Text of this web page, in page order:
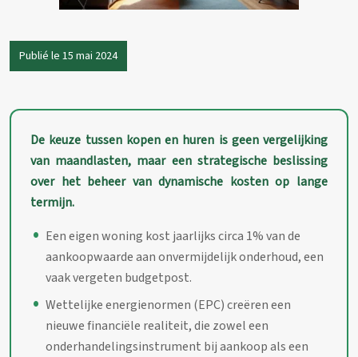
Publié le 15 mai 2024
De keuze tussen kopen en huren is geen vergelijking
van maandlasten, maar een strategische beslissing
over het beheer van dynamische kosten op lange
termijn.
Een eigen woning kost jaarlijks circa 1% van de
aankoopwaarde aan onvermijdelijk onderhoud, een
vaak vergeten budgetpost.
Wettelijke energienormen (EPC) creëren een
nieuwe financiële realiteit, die zowel een
onderhandelingsinstrument bij aankoop als een